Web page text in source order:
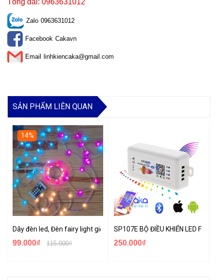
Tổng đài: 0963631012
Zalo 0963631012
Facebook Cakavn
Email linhkiencaka@gmail.com
SẢN PHẨM LIÊN QUAN
14%
Dây đèn led, Đèn fairy light giọt lệ dây dài 10M chống nước, chỉnh
99.000₫ 115.000₫
SP107E BỘ ĐIỀU KHIỂN LED
250.000₫